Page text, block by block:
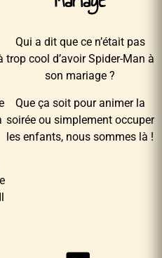
Qui a dit que ce n’était pas
trop cool d’avoir Spider-Man à
son mariage ?
Que ça soit pour animer la
soirée ou simplement occuper
les enfants, nous sommes là !